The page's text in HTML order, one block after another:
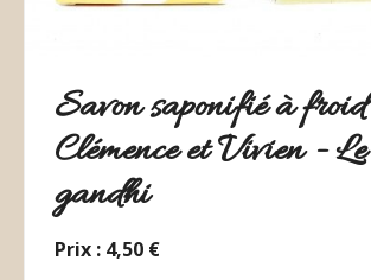
Savon saponifié à froid
Clémence et Vivien - Le
gandhi
Prix : 4,50 €